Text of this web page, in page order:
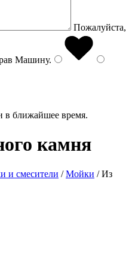
Пожалуйста,
Машину.
в ближайшее время.
камня
и смесители /Мойки /Из